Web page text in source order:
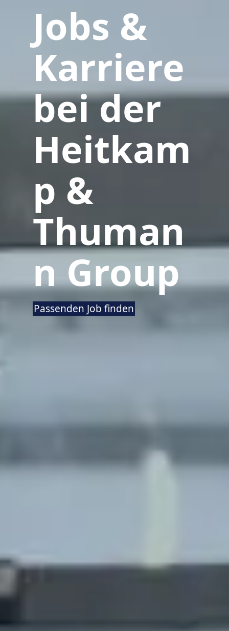
Jobs &
Karriere
bei der
Heitkam
p &
Thuman
n Group
Passenden Job finden